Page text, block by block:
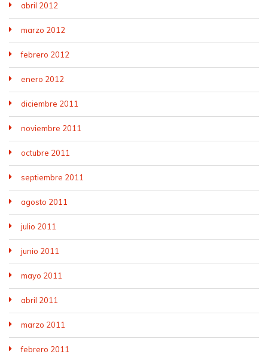
abril 2012
marzo 2012
febrero 2012
enero 2012
diciembre 2011
noviembre 2011
octubre 2011
septiembre 2011
agosto 2011
julio 2011
junio 2011
mayo 2011
abril 2011
marzo 2011
febrero 2011